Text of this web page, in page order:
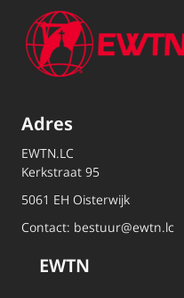
Adres
EWTN.LC
Kerkstraat 95
5061 EH Oisterwijk
Contact: bestuur@ewtn.lc
EWTN